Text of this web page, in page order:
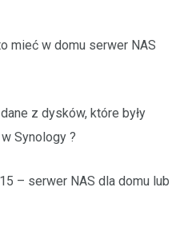
mieć w domu serwer NAS
z dysków, które były
Synology ?
– serwer NAS dla domu lub